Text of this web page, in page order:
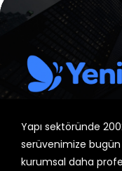
Yapı sektöründe
serüvenimize bugün
kurumsal daha